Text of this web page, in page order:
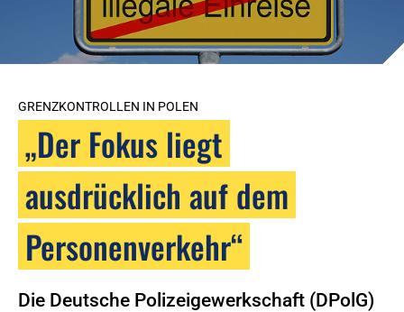
GRENZKONTROLLEN IN POLEN
„Der Fokus liegt
ausdrücklich auf dem
Personenverkehr“
Die Deutsche Polizeigewerkschaft (DPolG)